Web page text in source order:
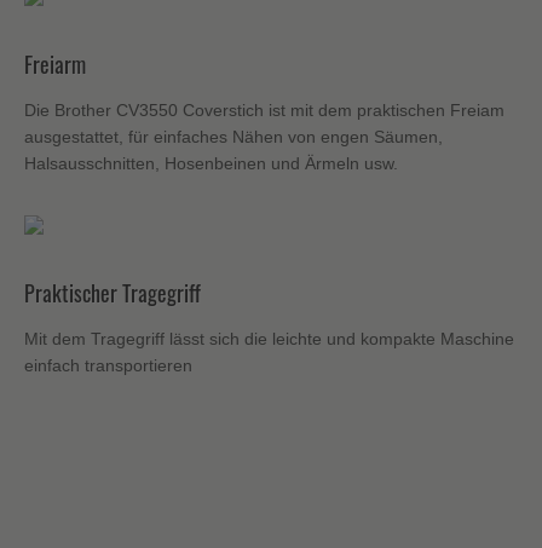
Freiarm
Die Brother CV3550 Coverstich ist mit dem praktischen Freiam
ausgestattet, für einfaches Nähen von engen Säumen,
Halsausschnitten, Hosenbeinen und Ärmeln usw.
Praktischer Tragegriff
Mit dem Tragegriff lässt sich die leichte und kompakte Maschine
einfach transportieren